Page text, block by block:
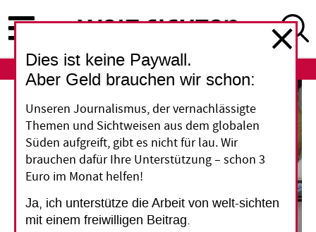
zum
Inhalt
ABO
Dies ist keine Paywall.
Aber Geld brauchen wir schon:
Unseren Journalismus, der vernachlässigte
Themen und Sichtweisen aus dem globalen
Süden aufgreift, gibt es nicht für lau. Wir
brauchen dafür Ihre Unterstützung – schon 3
Euro im Monat helfen!
Ja, ich unterstütze die Arbeit von welt-sichten
mit einem freiwilligen Beitrag.